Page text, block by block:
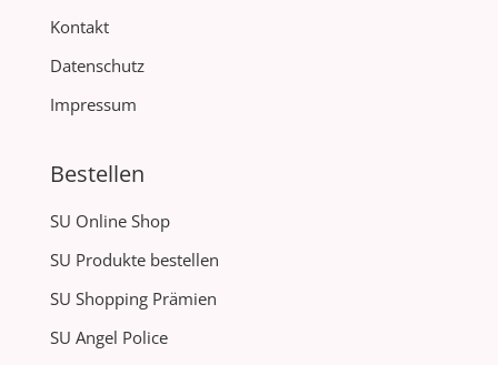
Kontakt
Datenschutz
Impressum
Bestellen
SU Online Shop
SU Produkte bestellen
SU Shopping Prämien
SU Angel Police